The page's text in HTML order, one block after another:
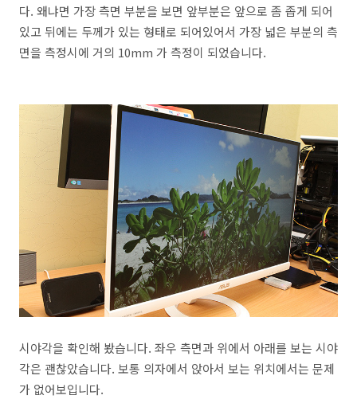
다. 왜냐면 가장 측면 부분을 보면 앞부분은 앞으로 좀 좁게 되어
있고 뒤에는 두께가 있는 형태로 되어있어서 가장 넓은 부분의 측
면을 측정시에 거의 10mm 가 측정이 되었습니다.
시야각을 확인해 봤습니다. 좌우 측면과 위에서 아래를 보는 시야
각은 괜찮았습니다. 보통 의자에서 앉아서 보는 위치에서는 문제
가 없어보입니다.